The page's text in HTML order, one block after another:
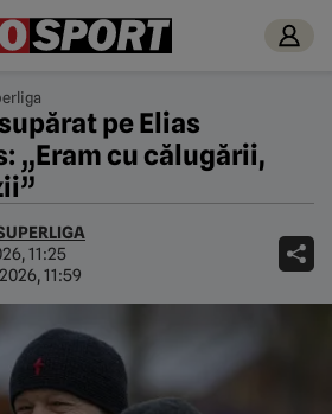
pe Elias
„Eram cu călugării,
11:25
11:59